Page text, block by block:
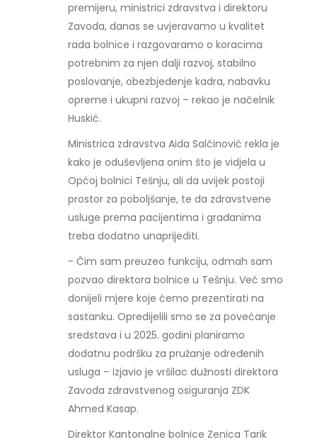
premijeru, ministrici zdravstva i direktoru
Zavoda, danas se uvjeravamo u kvalitet
rada bolnice i razgovaramo o koracima
potrebnim za njen dalji razvoj, stabilno
poslovanje, obezbjeđenje kadra, nabavku
opreme i ukupni razvoj – rekao je načelnik
Huskić.
Ministrica zdravstva Aida Salčinović rekla je
kako je oduševljena onim što je vidjela u
Općoj bolnici Tešnju, ali da uvijek postoji
prostor za poboljšanje, te da zdravstvene
usluge prema pacijentima i građanima
treba dodatno unaprijediti.
- Čim sam preuzeo funkciju, odmah sam
pozvao direktora bolnice u Tešnju. Već smo
donijeli mjere koje ćemo prezentirati na
sastanku. Opredijelili smo se za povećanje
sredstava i u 2025. godini planiramo
dodatnu podršku za pružanje određenih
usluga – izjavio je vršilac dužnosti direktora
Zavoda zdravstvenog osiguranja ZDK
Ahmed Kasap.
Direktor Kantonalne bolnice Zenica Tarik